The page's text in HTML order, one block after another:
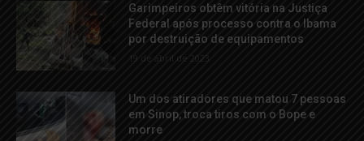
Garimpeiros obtêm vitória na Justiça
Federal após processo contra o Ibama
por destruição de equipamentos
19 de abril de 2023
Um dos atiradores que matou 7 pessoas
em Sinop, troca tiros com o Bope e
morre